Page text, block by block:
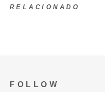
RELACIONADO
FOLLOW